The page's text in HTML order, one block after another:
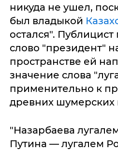
никуда не ушел,
был владыкой
остался". Публицист
слово "президент"
пространстве ей
значение слова
применительно к
древних шумерских
"Назарбаева
Путина — лугалем